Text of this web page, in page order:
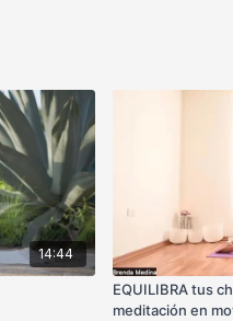
14:44
EQUILIBRA tus
meditación en